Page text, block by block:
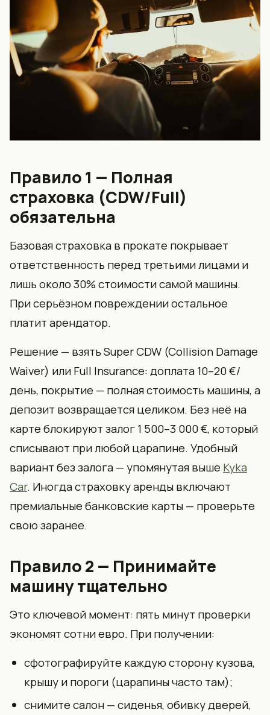
Правило 1 — Полная
страховка (CDW/Full)
обязательна
Базовая страховка в прокате покрывает
ответственность перед третьими лицами и
лишь около 30% стоимости самой машины.
При серьёзном повреждении остальное
платит арендатор.
Решение — взять Super CDW (Collision Damage
Waiver) или Full Insurance: доплата 10–20 €/
день, покрытие — полная стоимость машины, а
депозит возвращается целиком. Без неё на
карте блокируют залог 1 500–3 000 €, который
списывают при любой царапине. Удобный
вариант без залога — упомянутая выше Kyka
Car. Иногда страховку аренды включают
премиальные банковские карты — проверьте
свою заранее.
Правило 2 — Принимайте
машину тщательно
Это ключевой момент: пять минут проверки
экономят сотни евро. При получении:
сфотографируйте каждую сторону кузова,
крышу и пороги (царапины часто там);
снимите салон — сиденья, обивку дверей,